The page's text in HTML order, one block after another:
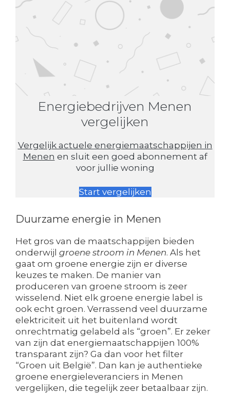
Energiebedrijven Menen
vergelijken
Vergelijk actuele energiemaatschappijen in
Menen en sluit een goed abonnement af
voor jullie woning
Start vergelijken
Duurzame energie in Menen
Het gros van de maatschappijen bieden
onderwijl groene stroom in Menen. Als het
gaat om groene energie zijn er diverse
keuzes te maken. De manier van
produceren van groene stroom is zeer
wisselend. Niet elk groene energie label is
ook echt groen. Verrassend veel duurzame
elektriciteit uit het buitenland wordt
onrechtmatig gelabeld als “groen”. Er zeker
van zijn dat energiemaatschappijen 100%
transparant zijn? Ga dan voor het filter
“Groen uit België”. Dan kan je authentieke
groene energieleveranciers in Menen
vergelijken, die tegelijk zeer betaalbaar zijn.